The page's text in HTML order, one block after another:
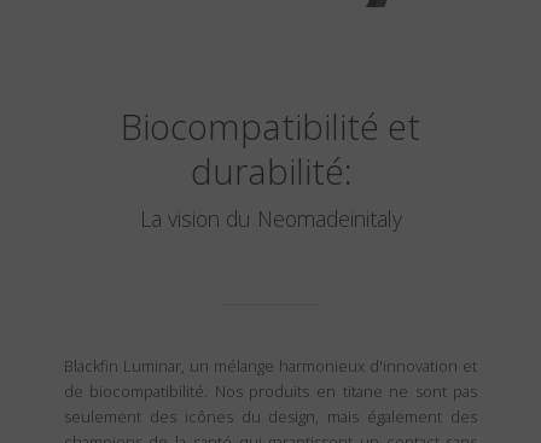
Biocompatibilité et
durabilité:
La vision du Neomadeinitaly
Blackfin Luminar, un mélange harmonieux d'innovation et
de biocompatibilité. Nos produits en titane ne sont pas
seulement des icônes du design, mais également des